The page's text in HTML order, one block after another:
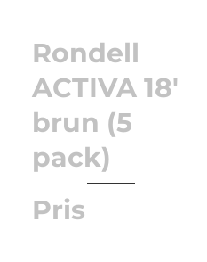
Rondell
ACTIVA 18'
brun (5
pack)
Pris